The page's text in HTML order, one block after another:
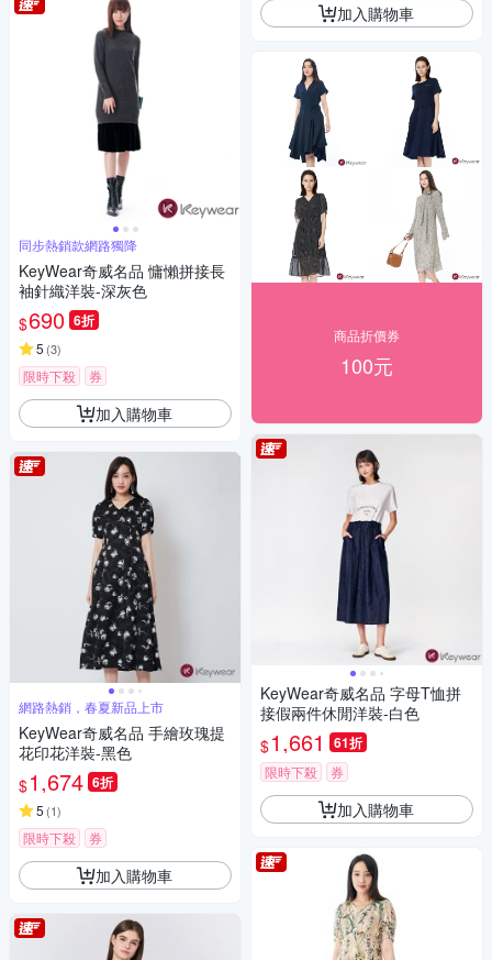
同步熱銷款網路獨降
KeyWear奇威名品 慵懶拼接長
袖針織洋裝-深灰色
$690 6折
5 (3)
限時下殺 券
加入購物車
網路熱銷，春夏新品上市
KeyWear奇威名品 手繪玫瑰提
花印花洋裝-黑色
$1,674 6折
5 (1)
限時下殺 券
加入購物車
加入購物車
商品折價券
100元
KeyWear奇威名品 字母T恤拼
接假兩件休閒洋裝-白色
$1,661 61折
限時下殺 券
加入購物車